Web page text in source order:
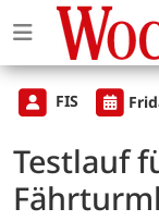
FIS
Testlauf